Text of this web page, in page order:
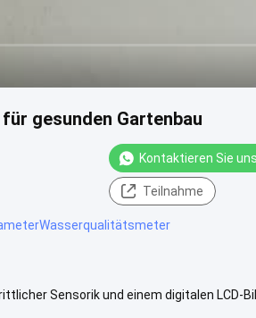
gesunden Gartenbau
Kontaktieren Sie
Teilnahme
Sensorik und einem digitalen LCD-